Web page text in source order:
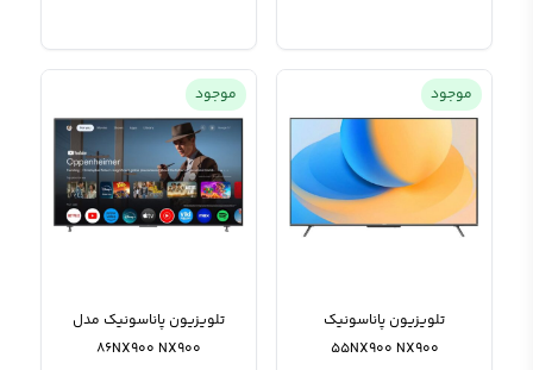
موجود
تلویزیون پاناسونیک
55NX900 NX900
موجود
تلویزیون پاناسونیک مدل
86NX900 NX900